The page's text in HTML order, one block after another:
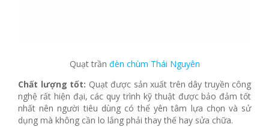
Quạt trần đèn chùm Thái Nguyên
Chất lượng tốt: Quạt được sản xuất trên dây truyền công
nghệ rất hiện đại, các quy trình kỹ thuật được bảo đảm tốt
nhất nên người tiêu dùng có thể yên tâm lựa chọn và sử
dụng mà không cần lo lắng phải thay thế hay sửa chữa.